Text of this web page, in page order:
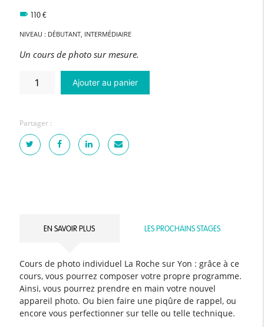
110€
NIVEAU : DÉBUTANT, INTERMÉDIAIRE
Un cours de photo sur mesure.
La
sur
Yon
Ajouter au panier
Partager :
EN SAVOIR PLUS LES PROCHAINS STAGES
Cours de photo individuel La Roche sur Yon : grâce à ce
cours, vous pourrez composer votre propre programme.
Ainsi, vous pourrez prendre en main votre nouvel
appareil photo. Ou bien faire une piqûre de rappel, ou
encore vous perfectionner sur telle ou telle technique.